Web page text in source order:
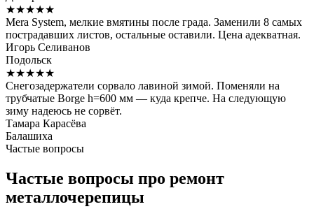
★★★★★
Mera System, мелкие вмятины после града. Заменили 8 самых
пострадавших листов, остальные оставили. Цена адекватная.
Игорь Селиванов
Подольск
★★★★★
Снегозадержатели сорвало лавиной зимой. Поменяли на
трубчатые Borge h=600 мм — куда крепче. На следующую
зиму надеюсь не сорвёт.
Тамара Карасёва
Балашиха
Частые вопросы
Частые вопросы про ремонт
металлочерепицы